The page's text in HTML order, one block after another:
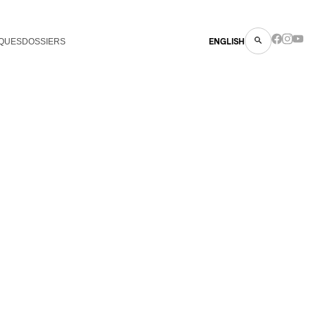
DOSSIERS ENGLISH